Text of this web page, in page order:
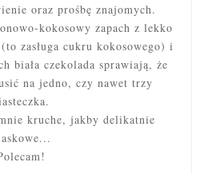
oraz prośbę znajomych.
kokosowy zapach z lekko
zasługa cukru kokosowego) i
biała czekolada sprawiają, że
na jedno, czy nawet trzy
kruche, jakby delikatnie